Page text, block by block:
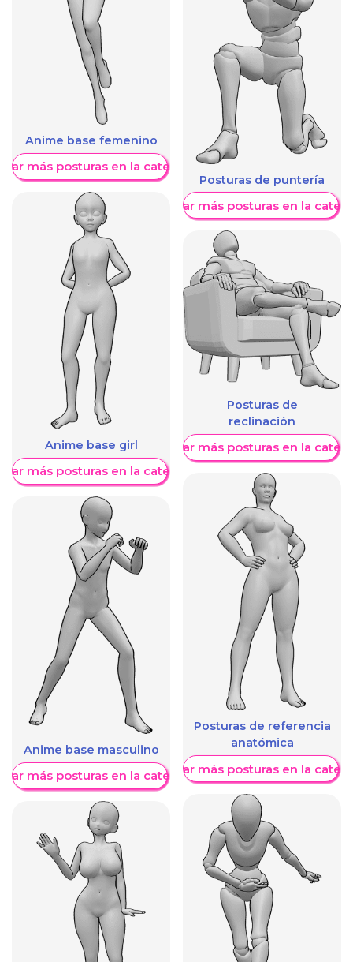
Anime base femenino
más posturas en la categoría
Anime base girl
más posturas en la categoría
Anime base masculino
más posturas en la categoría
Posturas de puntería
Mostrar más posturas en la
Posturas de
reclinación
Mostrar más posturas en la
Posturas de referencia
anatómica
Mostrar más posturas en la